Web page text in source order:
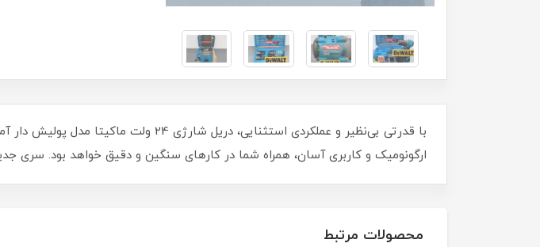
با قدرتی بی‌نظیر و عملکردی استثنایی، دریل
ارگونومیک و کاربری آسان، همراه شما در کارهای سنگین و دقیق خواهد بود. سری
محصولات مرتبط